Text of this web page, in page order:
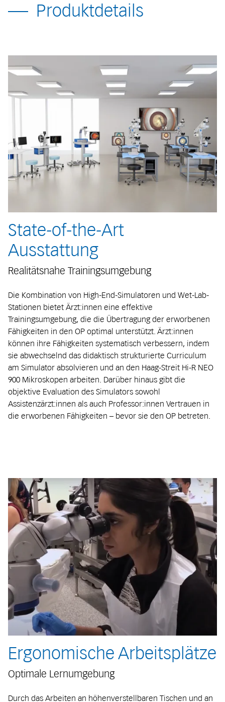
Produktdetails
State-of-the-Art
Ausstattung
Realitätsnahe Trainingsumgebung
Die Kombination von High-End-Simulatoren und Wet-Lab-
Stationen bietet Ärzt:innen eine effektive
Trainingsumgebung, die die Übertragung der erworbenen
Fähigkeiten in den OP optimal unterstützt. Ärzt:innen
können ihre Fähigkeiten systematisch verbessern, indem
sie abwechselnd das didaktisch strukturierte Curriculum
am Simulator absolvieren und an den Haag-Streit Hi-R NEO
900 Mikroskopen arbeiten. Darüber hinaus gibt die
objektive Evaluation des Simulators sowohl
Assistenzärzt:innen als auch Professor:innen Vertrauen in
die erworbenen Fähigkeiten – bevor sie den OP betreten.
Ergonomische Arbeitsplätze
Optimale Lernumgebung
Durch das Arbeiten an höhenverstellbaren Tischen und an